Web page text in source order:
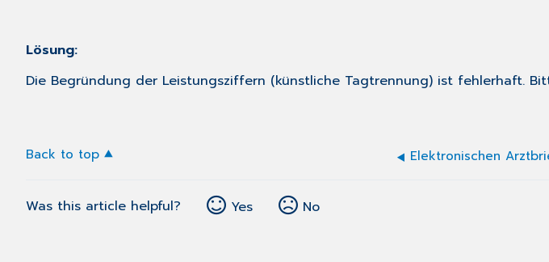
Lösung:
Die Begründung der Leistungsziffern (künstliche Tagtrennung) ist fehlerhaft.
Back to top
Was this article helpful? Yes No